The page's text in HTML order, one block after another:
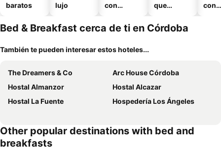
baratos
lujo
con
que
mascotas
con
Bed & Breakfast cerca de ti en Córdoba
También te pueden interesar estos hoteles...
The Dreamers & Co
Arc House Córdoba
Hostal Almanzor
Hostal Alcazar
Hostal La Fuente
Hospedería Los Ángeles
Other popular destinations with bed and
breakfasts